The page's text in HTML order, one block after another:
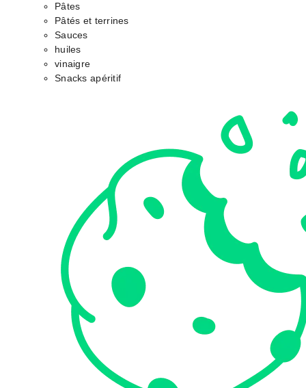
Pâtes
Pâtés et terrines
Sauces
huiles
vinaigre
Snacks apéritif